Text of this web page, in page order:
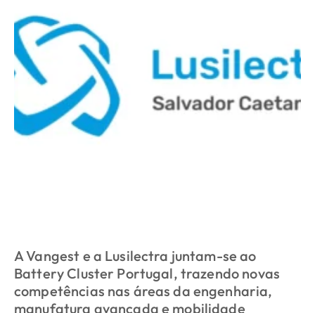
A Vangest e a Lusilectra juntam-se ao
Battery Cluster Portugal, trazendo novas
competências nas áreas da engenharia,
manufatura avançada e mobilidade